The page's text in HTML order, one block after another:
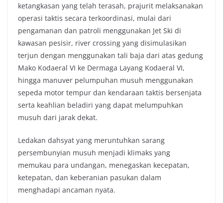
ketangkasan yang telah terasah, prajurit melaksanakan
operasi taktis secara terkoordinasi, mulai dari
pengamanan dan patroli menggunakan Jet Ski di
kawasan pesisir, river crossing yang disimulasikan
terjun dengan menggunakan tali baja dari atas gedung
Mako Kodaeral VI ke Dermaga Layang Kodaeral VI,
hingga manuver pelumpuhan musuh menggunakan
sepeda motor tempur dan kendaraan taktis bersenjata
serta keahlian beladiri yang dapat melumpuhkan
musuh dari jarak dekat.
Ledakan dahsyat yang meruntuhkan sarang
persembunyian musuh menjadi klimaks yang
memukau para undangan, menegaskan kecepatan,
ketepatan, dan keberanian pasukan dalam
menghadapi ancaman nyata.